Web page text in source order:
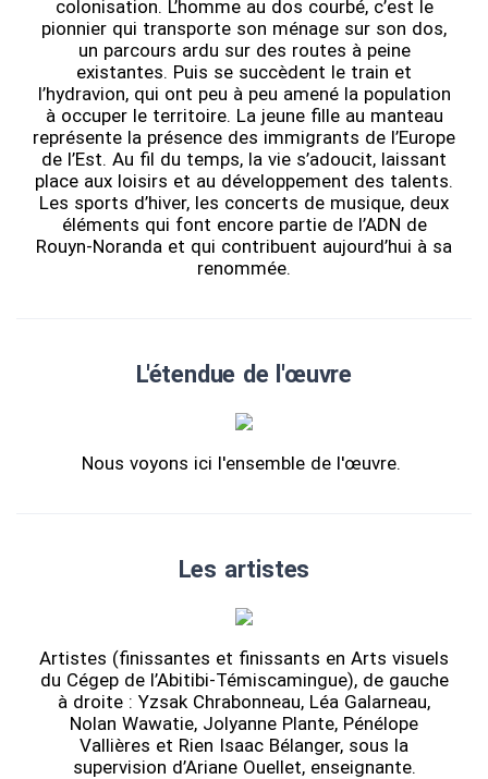
colonisation. L’homme au dos courbé, c’est le
pionnier qui transporte son ménage sur son dos,
un parcours ardu sur des routes à peine
existantes. Puis se succèdent le train et
l’hydravion, qui ont peu à peu amené la population
à occuper le territoire. La jeune fille au manteau
représente la présence des immigrants de l’Europe
de l’Est. Au fil du temps, la vie s’adoucit, laissant
place aux loisirs et au développement des talents.
Les sports d’hiver, les concerts de musique, deux
éléments qui font encore partie de l’ADN de
Rouyn-Noranda et qui contribuent aujourd’hui à sa
renommée.
L'étendue de l'œuvre
Nous voyons ici l'ensemble de l'œuvre.
Les artistes
Artistes (finissantes et finissants en Arts visuels
du Cégep de l’Abitibi-Témiscamingue), de gauche
à droite : Yzsak Chrabonneau, Léa Galarneau,
Nolan Wawatie, Jolyanne Plante, Pénélope
Vallières et Rien Isaac Bélanger, sous la
supervision d’Ariane Ouellet, enseignante.